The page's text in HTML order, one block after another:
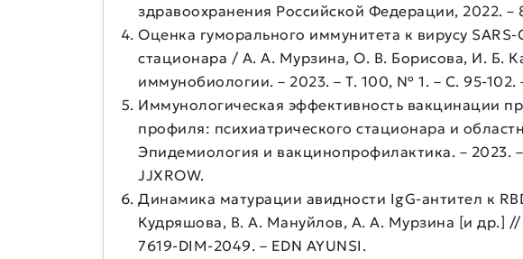
здравоохранения Российской Федерации, 2022. –
Оценка гуморального иммунитета к вирусу
стационара / А. А. Мурзина, О. В. Борисова, И. Б.
иммунобиологии. – 2023. – Т. 100, № 1. – С. 95-102.
Иммунологическая эффективность вакцинации
профиля: психиатрического стационара и
Эпидемиология и вакцинопрофилактика. – 2023.
JJXROW.
Динамика матурации авидности IgG-антител к
Кудряшова, В. А. Мануйлов, А. А. Мурзина [и др.] //
7619-DIM-2049. – EDN AYUNSI.